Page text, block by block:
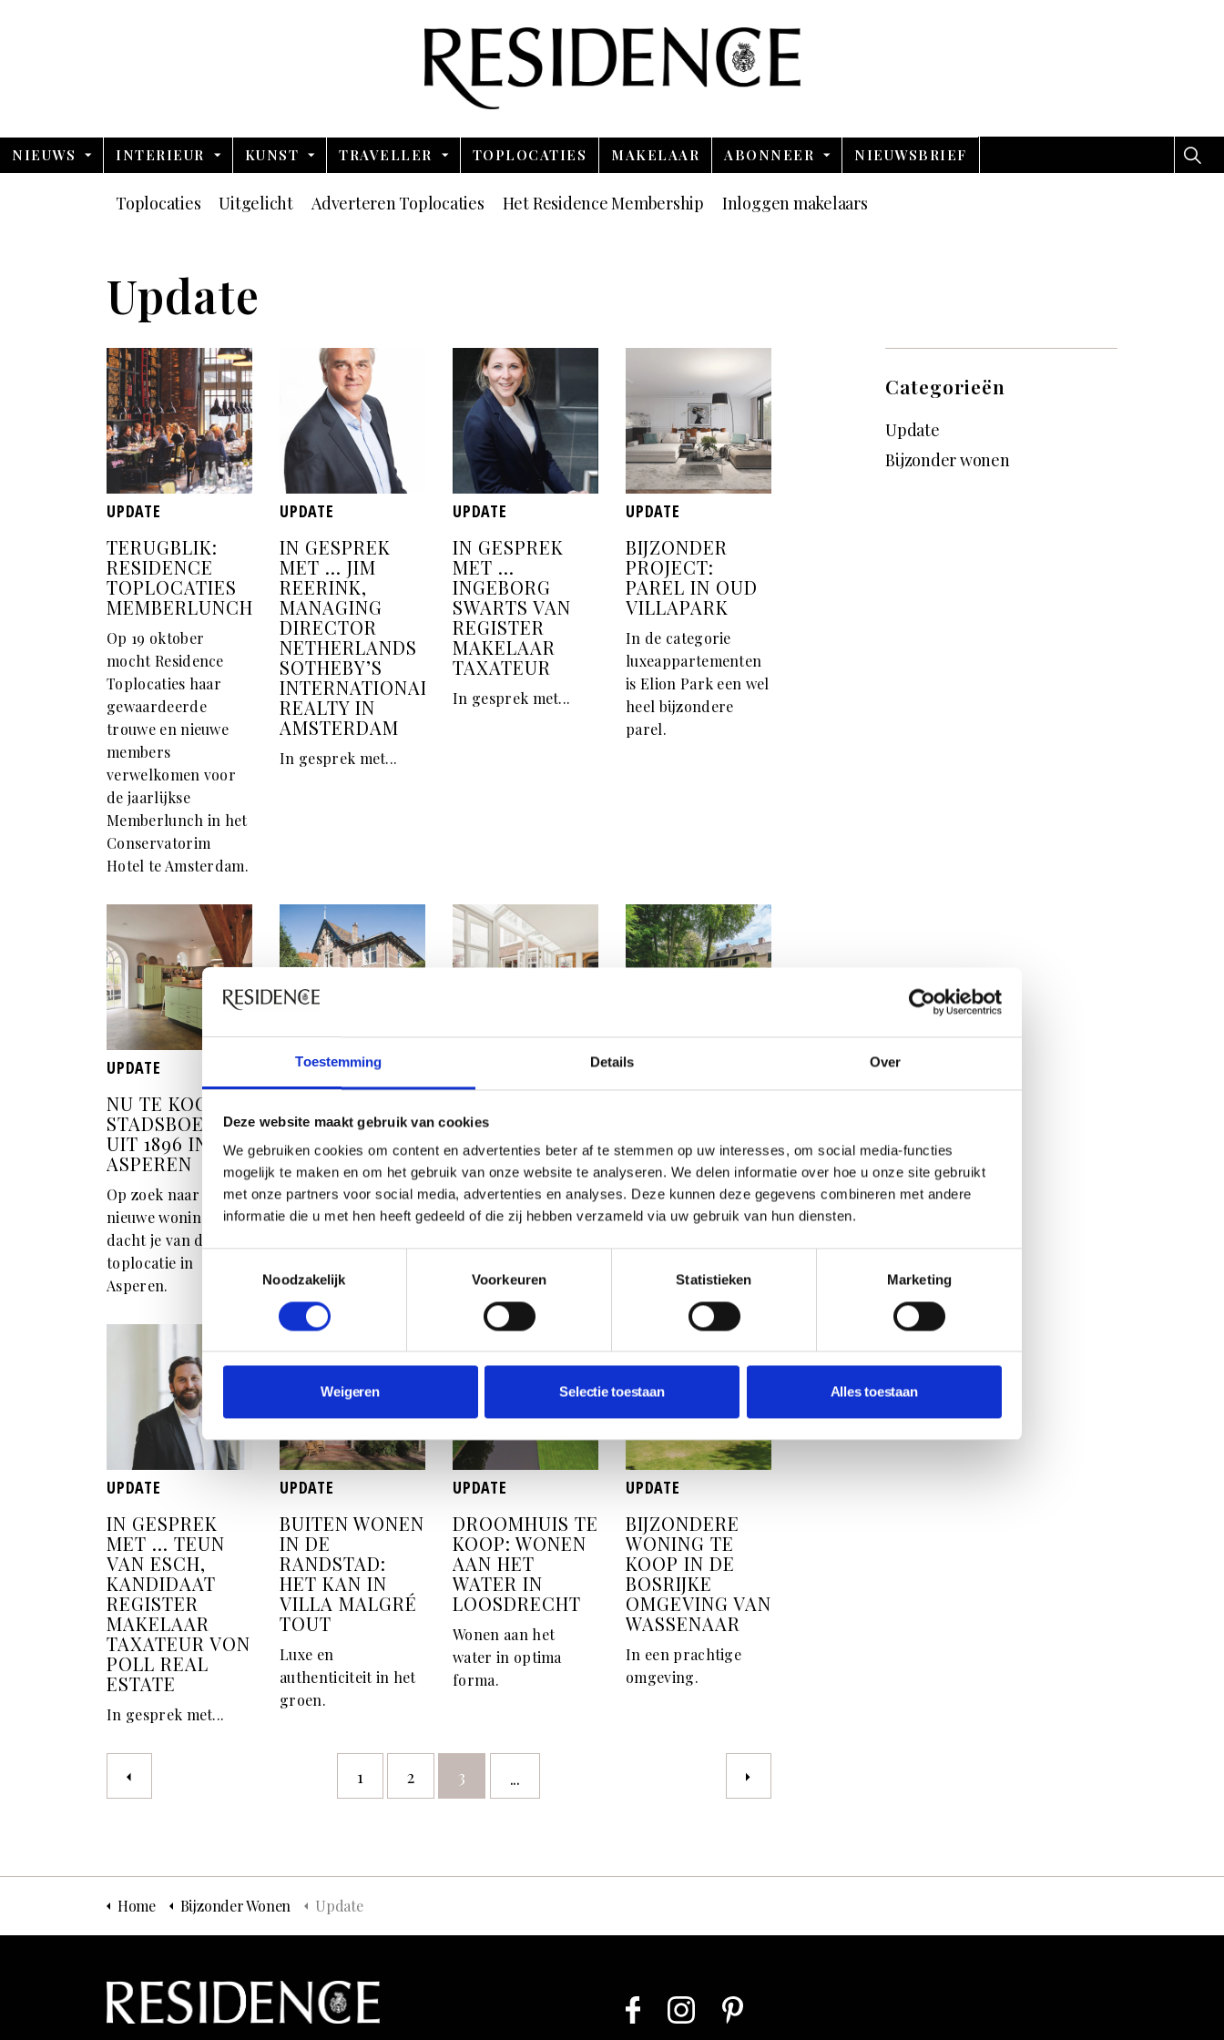
Toestemming Details Over
Deze website maakt gebruik van cookies
We gebruiken cookies om content en advertenties beter af te stemmen op uw interesses, om social media-functies
mogelijk te maken en om het gebruik van onze website te analyseren. We delen informatie over hoe u onze site gebruikt
met onze partners voor social media, advertenties en analyses. Deze kunnen deze gegevens combineren met andere
informatie die u met hen heeft gedeeld of die zij hebben verzameld via uw gebruik van hun diensten.
Noodzakelijk
Voorkeuren Statistieken Marketing
Weigeren Selectie toestaan Alles toestaan
NIEUWS INTERIEUR KUNST TRAVELLER TOPLOCATIES MAKELAAR ABONNEER NIEUWSBRIEF
Toplocaties Uitgelicht Adverteren Toplocaties Het Residence Membership Inloggen makelaars
Update
UPDATE
TERUGBLIK:
RESIDENCE
TOPLOCATIES
MEMBERLUNCH
Op 19 oktober
mocht Residence
Toplocaties haar
gewaardeerde
trouwe en nieuwe
members
verwelkomen voor
de jaarlijkse
Memberlunch in het
Conservatorim
Hotel te Amsterdam.
UPDATE
IN GESPREK
MET ... JIM
REERINK,
MANAGING
DIRECTOR
NETHERLANDS
SOTHEBY’S
INTERNATIONAL
REALTY IN
AMSTERDAM
In gesprek met...
UPDATE
IN GESPREK
MET ...
INGEBORG
SWARTS VAN
REGISTER
MAKELAAR
TAXATEUR
In gesprek met...
UPDATE
BIJZONDER
PROJECT:
PAREL IN OUD
VILLAPARK
In de categorie
luxeappartementen
is Elion Park een wel
heel bijzondere
parel.
UPDATE
NU TE KOOP:
STADSBOERDERIJ
UIT 1896 IN
ASPEREN
Op zoek naar een
nieuwe woning? Wat
dacht je van deze
toplocatie in
Asperen.
UPDATE
PAND: EEN
VILLA IN DE
POPULAIRE
BUSSUMSE
WIJK HET
SPIEGHEL
Authentiek met
allure.
WONING IN
HARTJE
AMSTERDAM
Weids uitzicht over
de grachten.
UPDATE
EEN VERHAAL
IN WASSENAAR
Op zoek naar een
nieuwe woning? Wat
Wassenaar.
UPDATE
IN GESPREK
MET ... TEUN
VAN ESCH,
KANDIDAAT
REGISTER
MAKELAAR
TAXATEUR VON
POLL REAL
ESTATE
In gesprek met...
UPDATE
BUITEN WONEN
IN DE
RANDSTAD:
HET KAN IN
VILLA MALGRÉ
TOUT
Luxe en
authenticiteit in het
groen.
UPDATE
DROOMHUIS TE
KOOP: WONEN
AAN HET
WATER IN
LOOSDRECHT
Wonen aan het
water in optima
forma.
UPDATE
BIJZONDERE
WONING TE
KOOP IN DE
BOSRIJKE
OMGEVING VAN
WASSENAAR
In een prachtige
omgeving.
1 2 3 ...
Categorieën
Update
Bijzonder wonen
Home Bijzonder Wonen Update